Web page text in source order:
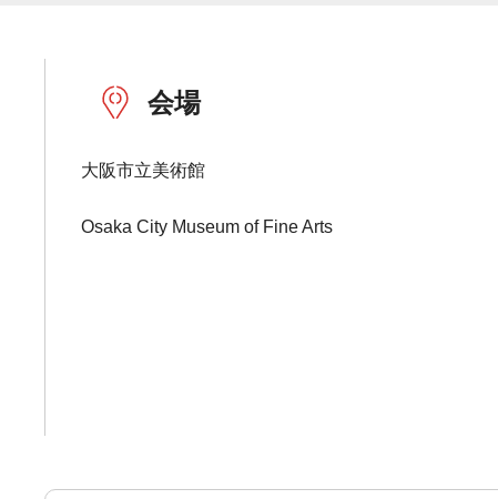
会場
大阪市立美術館
Osaka City Museum of Fine Arts